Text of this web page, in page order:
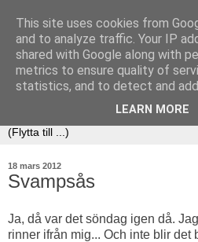
18 mars 2012
Svampsås
Ja, då var det söndag igen då.
rinner ifrån mig... Och inte blir det
This site uses cookies from
and to analyze traffic. Your IP
shared with Google along with
metrics to ensure quality of
statistics, and to detect and
LEARN MORE